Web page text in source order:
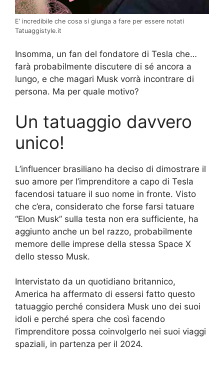
E’ incredibile che cosa si giunga a fare per essere notati
Tatuaggistyle.it
Insomma, un fan del fondatore di Tesla che…
farà probabilmente discutere di sé ancora a
lungo, e che magari Musk vorrà incontrare di
persona. Ma per quale motivo?
Un tatuaggio davvero
unico!
L’influencer brasiliano ha deciso di dimostrare il
suo amore per l’imprenditore a capo di Tesla
facendosi tatuare il suo nome in fronte. Visto
che c’era, considerato che forse farsi tatuare
“Elon Musk” sulla testa non era sufficiente, ha
aggiunto anche un bel razzo, probabilmente
memore delle imprese della stessa Space X
dello stesso Musk.
Intervistato da un quotidiano britannico,
America ha affermato di essersi fatto questo
tatuaggio perché considera Musk uno dei suoi
idoli e perché spera che così facendo
l’imprenditore possa coinvolgerlo nei suoi viaggi
spaziali, in partenza per il 2024.